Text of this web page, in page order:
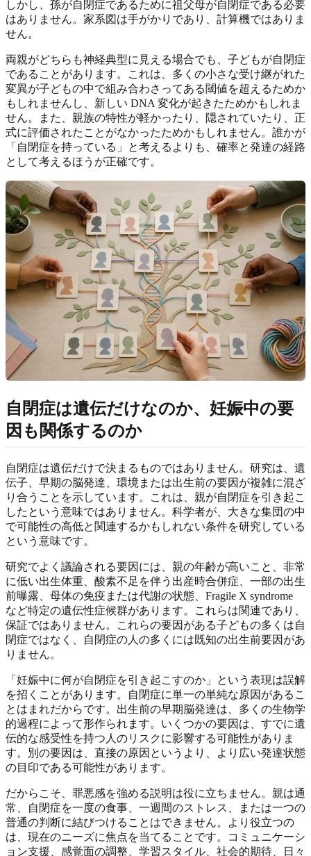
しかし、孫が自閉症であるために祖父母が自閉症である必要
はありません。家系図は手がかりであり、計算機ではありま
せん。
両親がどちらも神経典型に見える場合でも、子どもが自閉症
であることがあります。これは、多くの小さな受け継がれた
変異が子どもの中で組み合わさってある閾値を超えるためか
もしれませんし、新しい DNA 変化が起きたためかもしれま
せん。また、親族の特性が軽かったり、隠されていたり、正
式に評価されたことがなかったためかもしれません。誰かが
「自閉症を持っている」と考えるよりも、確率と発達の経路
として考えるほうが正確です。
自閉症は遺伝だけなのか、妊娠中の要
因も関係するのか
自閉症は遺伝だけで決まるものではありません。研究は、遺
伝子、早期の脳発達、環境または出生前の要因が複雑に混ざ
り合うことを示しています。これは、親が自閉症を引き起こ
したという意味ではありません。科学者が、大きな集団の中
で可能性の高低と関連するかもしれない条件を研究している
という意味です。
研究でよく議論される要因には、親の年齢が高いこと、非常
に低い出生体重、酸素不足を伴う出産時合併症、一部の出生
前曝露、母体の免疫または代謝の状態、Fragile X syndrome
など特定の遺伝性症候群があります。これらは関連であり、
保証ではありません。これらの要因がある子どもの多くは自
閉症ではなく、自閉症の人の多くには既知の出生前要因があ
りません。
「妊娠中に何が自閉症を引き起こすのか」という表現は誤解
を招くことがあります。自閉症に単一の単純な原因があるこ
とはまれだからです。出生前の早期脳発達は、多くの生物学
的過程によって形作られます。いくつかの要因は、すでに遺
伝的な感受性を持つ人のリスクに影響する可能性がありま
す。別の要因は、直接の原因というより、より広い発達状態
の目印である可能性があります。
だからこそ、罪悪感を強める説明は役に立ちません。親は通
常、自閉症を一度の食事、一週間のストレス、または一つの
普通の判断に結びつけることはできません。より役立つの
は、現在のニーズに焦点を当てることです。コミュニケーシ
ョン支援、感覚面の調整、学習スタイル、社会的期待、日々